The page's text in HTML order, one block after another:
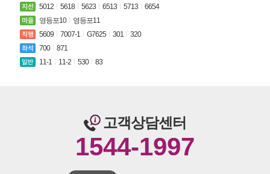
5012
5618 5623 6513 5713
6654
영등포10
영등포11
5609
7007-1 G7625 301
320
700
871
11-1
11-2 530 83
고객상담센터
1544-1997